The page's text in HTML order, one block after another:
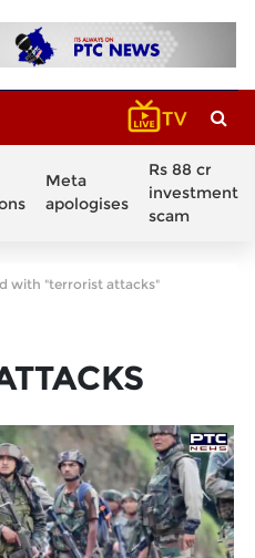
Meta
apologises
Rs 88 cr
investment
scam
with "terrorist attacks"